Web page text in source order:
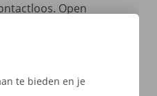
Open
te bieden en je